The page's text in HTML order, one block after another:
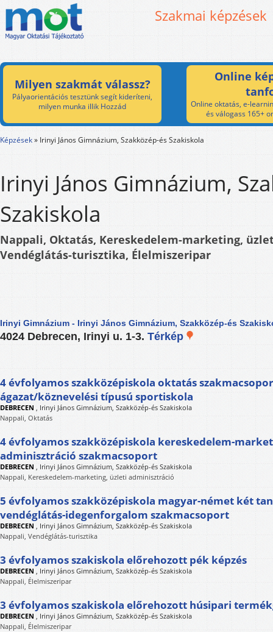
Szakmai képzések
Milyen szakmát válassz?
Pályaorientációs tesztünk segít kideríteni,
milyen munka illik Hozzád
Online
Online oktatás, e-
és válogass 165+
Képzések» Irinyi János Gimnázium, Szakközép-és Szakiskola
Irinyi János Gimnázium,
Szakiskola
Nappali, Oktatás, Kereskedelem-marketing,
Vendéglátás-turisztika, Élelmiszeripar
Irinyi Gimnázium - Irinyi János Gimnázium, Szakközép-és
4024 Debrecen, Irinyi u. 1-3. Térkép
4 évfolyamos szakközépiskola oktatás
ágazat/köznevelési típusú sportiskola
DEBRECEN
Irinyi János Gimnázium, Szakközép-és Szakiskola
Nappali, Oktatás
4 évfolyamos szakközépiskola kereskedelem-
adminisztráció szakmacsoport
DEBRECEN
Irinyi János Gimnázium, Szakközép-és Szakiskola
Nappali, Kereskedelem-marketing, üzleti adminisztráció
5 évfolyamos szakközépiskola magyar-német két
vendéglátás-idegenforgalom szakmacsoport
DEBRECEN
Irinyi János Gimnázium, Szakközép-és Szakiskola
Nappali, Vendéglátás-turisztika
3 évfolyamos szakiskola előrehozott pék képzés
DEBRECEN
Irinyi János Gimnázium, Szakközép-és Szakiskola
Nappali, Élelmiszeripar
3 évfolyamos szakiskola előrehozott húsipari
DEBRECEN
Irinyi János Gimnázium, Szakközép-és Szakiskola
Nappali, Élelmiszeripar